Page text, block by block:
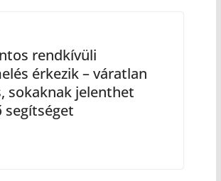
rendkívüli
érkezik – váratlan
sokaknak jelenthet